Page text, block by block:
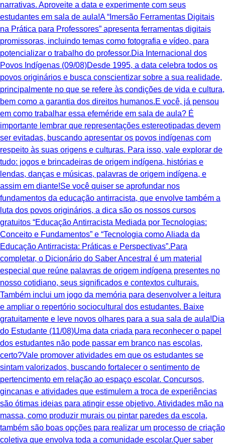
narrativas. Aproveite a data e experimente com seus
estudantes em sala de aula!A “Imersão Ferramentas Digitais
na Prática para Professores” apresenta ferramentas digitais
promissoras, incluindo temas como fotografia e vídeo, para
potencializar o trabalho do professor.Dia Internacional dos
Povos Indígenas (09/08)Desde 1995, a data celebra todos os
povos originários e busca conscientizar sobre a sua realidade,
principalmente no que se refere às condições de vida e cultura,
bem como a garantia dos direitos humanos.E você, já pensou
em como trabalhar essa efeméride em sala de aula? É
importante lembrar que representações estereotipadas devem
ser evitadas, buscando apresentar os povos indígenas com
respeito às suas origens e culturas. Para isso, vale explorar de
tudo: jogos e brincadeiras de origem indígena, histórias e
lendas, danças e músicas, palavras de origem indígena, e
assim em diante!Se você quiser se aprofundar nos
fundamentos da educação antirracista, que envolve também a
luta dos povos originários, a dica são os nossos cursos
gratuitos “Educação Antirracista Mediada por Tecnologias:
Conceito e Fundamentos” e “Tecnologia como Aliada da
Educação Antirracista: Práticas e Perspectivas”.Para
completar, o Dicionário do Saber Ancestral é um material
especial que reúne palavras de origem indígena presentes no
nosso cotidiano, seus significados e contextos culturais.
Também inclui um jogo da memória para desenvolver a leitura
e ampliar o repertório sociocultural dos estudantes. Baixe
gratuitamente e leve novos olhares para a sua sala de aula!Dia
do Estudante (11/08)Uma data criada para reconhecer o papel
dos estudantes não pode passar em branco nas escolas,
certo?Vale promover atividades em que os estudantes se
sintam valorizados, buscando fortalecer o sentimento de
pertencimento em relação ao espaço escolar. Concursos,
gincanas e atividades que estimulem a troca de experiências
são ótimas ideias para atingir esse objetivo. Atividades mão na
massa, como produzir murais ou pintar paredes da escola,
também são boas opções para realizar um processo de criação
coletiva que envolva toda a comunidade escolar.Quer saber